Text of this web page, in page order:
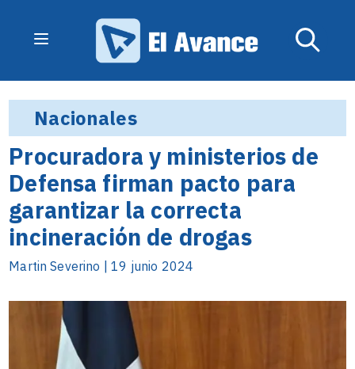
Nacionales
Procuradora y ministerios de
Defensa firman pacto para
garantizar la correcta
incineración de drogas
Martin Severino | 19 junio 2024